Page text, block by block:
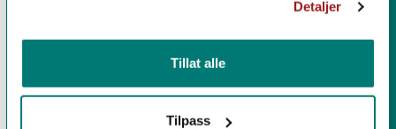
Detaljer
Tillat alle
Tilpass
Dance